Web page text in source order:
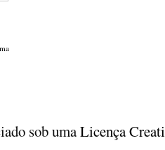
sob umaLicença